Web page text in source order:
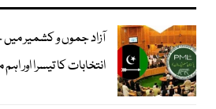
آزاد جموں و کشمیر
انتخابات کا تیسرا اور اہم مرحلہ 10